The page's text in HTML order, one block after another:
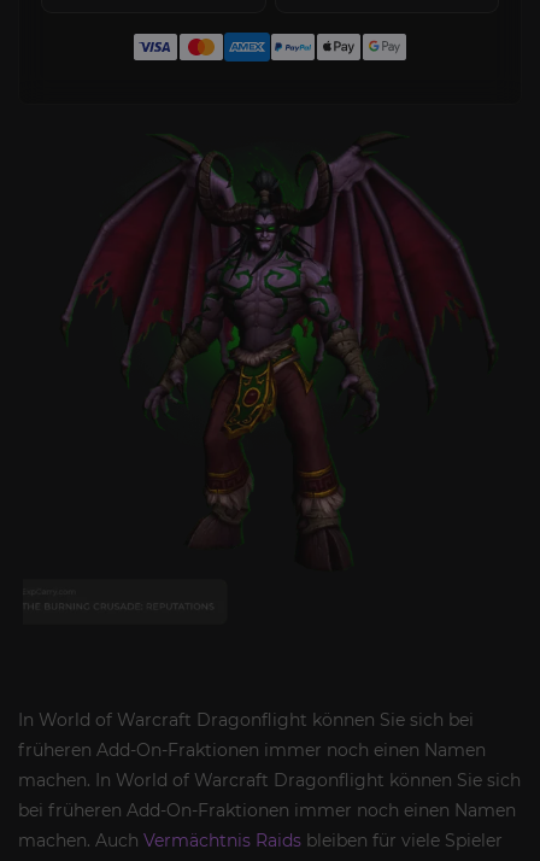
In World of Warcraft Dragonflight können Sie sich bei
früheren Add-On-Fraktionen immer noch einen Namen
machen. In World of Warcraft Dragonflight können Sie sich
bei früheren Add-On-Fraktionen immer noch einen Namen
machen. Auch Vermächtnis Raids bleiben für viele Spieler